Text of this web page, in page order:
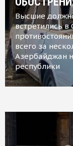
Высшие
встретились в
всего за
Азербайджан
республики